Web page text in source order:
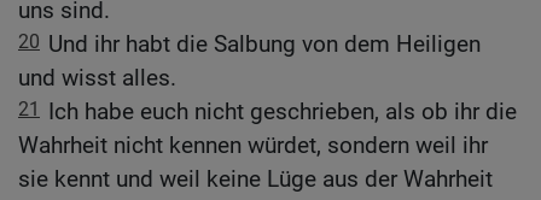
uns sind.
20 Und ihr habt die Salbung von dem Heiligen
und wisst alles.
21 Ich habe euch nicht geschrieben, als ob ihr die
Wahrheit nicht kennen würdet, sondern weil ihr
sie kennt und weil keine Lüge aus der Wahrheit